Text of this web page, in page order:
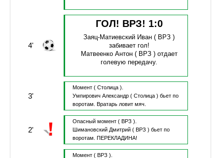
4'
ГОЛ! ВРЗ! 1:0
Заяц-Матиевский Иван ( ВРЗ )
забивает гол!
Матвеенко Антон( ВРЗ ) отдает
голевую передачу.
3'
Момент ( Столица ).
Умпирович Александр( Столица ) бьет по
воротам.
Вратарь ловит мяч.
2'
Опасный момент ( ВРЗ ).
Шимановский Дмитрий( ВРЗ ) бьет по
воротам.
ПЕРЕКЛАДИНА!
Момент ( ВРЗ ).